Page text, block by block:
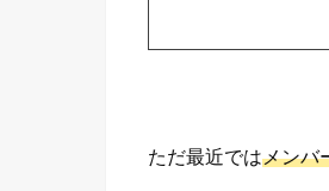
ただ最近ではメンバ